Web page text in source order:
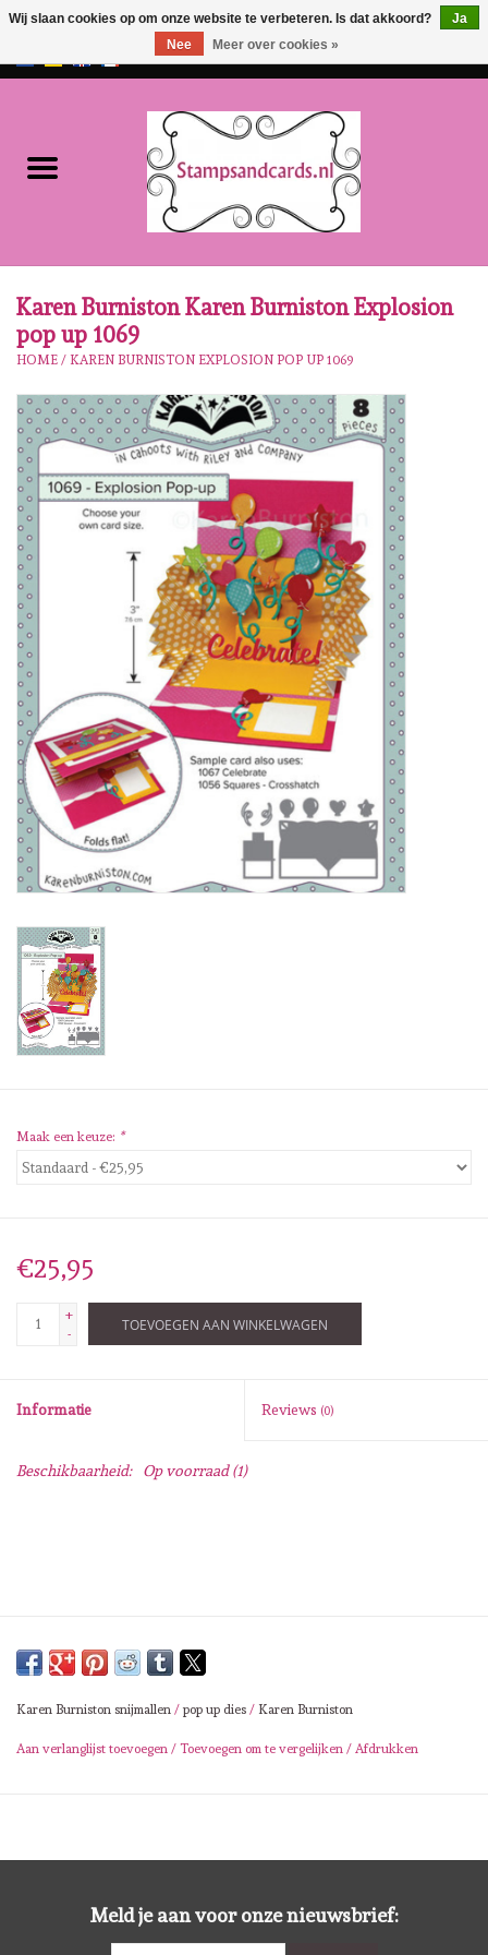
EUR/GBP
NIEUW!!
Crealies
Workshops
Onze Merken
Mallen
Stempels
Stempelinkt
Stempelaccesoires
Papier (blokjes) &
Embellishments
Embellishment/bedeltjes
Mixed Media
Diversen
Embossingpoeders
Lint
schudmateriaal
Lesia Zgharda
OLO Markers
Impronte D'autore
Siliconen mal
Karen Burniston Karen Burniston Explosion
pop up 1069
HOME / KAREN BURNISTON EXPLOSION POP UP 1069
Maak een keuze: *
€25,95
+
-
TOEVOEGEN AAN WINKELWAGEN
Informatie Reviews (0)
Beschikbaarheid: Op voorraad(1)
Karen Burniston snijmallen / pop up dies / Karen Burniston
Aan verlanglijst toevoegen / Toevoegen om te vergelijken / Afdrukken
Meld je aan voor onze nieuwsbrief:
Wij slaan cookies op om onze website te verbeteren. Is dat akkoord?
Ja
Nee
Meer over cookies »